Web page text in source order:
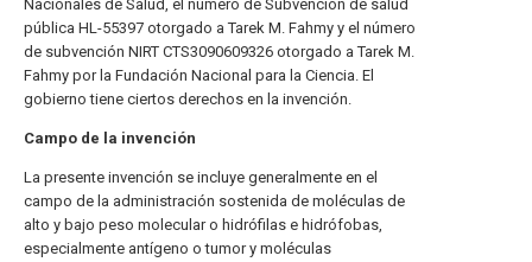
Nacionales de Salud, el número de Subvención de salud
pública HL-55397 otorgado a Tarek M. Fahmy y el número
de subvención NIRT CTS3090609326 otorgado a Tarek M.
Fahmy por la Fundación Nacional para la Ciencia. El
gobierno tiene ciertos derechos en la invención.
Campo de la invención
La presente invención se incluye generalmente en el
campo de la administración sostenida de moléculas de
alto y bajo peso molecular o hidrófilas e hidrófobas,
especialmente antígeno o tumor y moléculas